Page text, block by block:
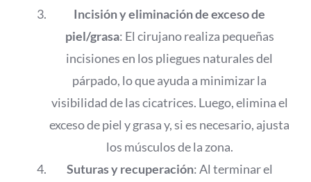
Incisión y eliminación de exceso de
piel/grasa: El cirujano realiza pequeñas
incisiones en los pliegues naturales del
párpado, lo que ayuda a minimizar la
visibilidad de las cicatrices. Luego, elimina el
exceso de piel y grasa y, si es necesario, ajusta
los músculos de la zona.
Suturas y recuperación: Al terminar el